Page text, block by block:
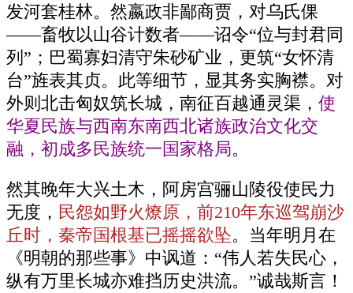
发河套桂林。然嬴政非鄙商贾，对乌氏倮
——畜牧以山谷计数者——诏令“位与封君同
列”；巴蜀寡妇清守朱砂矿业，更筑“女怀清
台”旌表其贞。此等细节，显其务实胸襟。对
外则北击匈奴筑长城，南征百越通灵渠， 使
华夏民族与西南东南西北诸族政治文化交
融，初成多民族统一国家格局。
然其晚年大兴土木，阿房宫骊山陵役使民力
无度， 民怨如野火燎原，前210年东巡驾崩沙
丘时，秦帝国根基已摇摇欲坠。当年明月在
《明朝的那些事》中讽道：“伟人若失民心，
纵有万里长城亦难挡历史洪流。”诚哉斯言！